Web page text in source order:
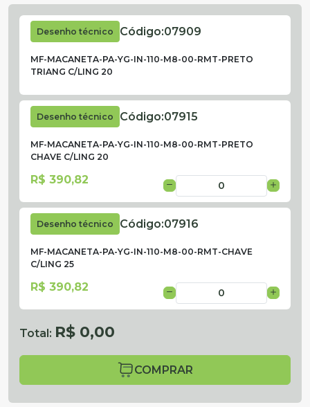
Desenho técnico Código:07909
MF-MACANETA-PA-YG-IN-110-M8-00-RMT-PRETO
TRIANG C/LING 20
Desenho técnico Código:07915
MF-MACANETA-PA-YG-IN-110-M8-00-RMT-PRETO
CHAVE C/LING 20
R$ 390,82
Desenho técnico Código:07916
MF-MACANETA-PA-YG-IN-110-M8-00-RMT-CHAVE
C/LING 25
R$ 390,82
Total: R$ 0,00
COMPRAR